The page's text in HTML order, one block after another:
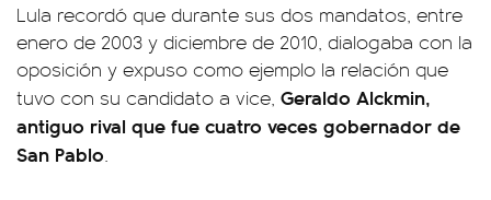
Lula recordó que durante sus dos mandatos, entre
enero de 2003 y diciembre de 2010, dialogaba con la
oposición y expuso como ejemplo la relación que
tuvo con su candidato a vice, Geraldo Alckmin,
antiguo rival que fue cuatro veces gobernador de
San Pablo.